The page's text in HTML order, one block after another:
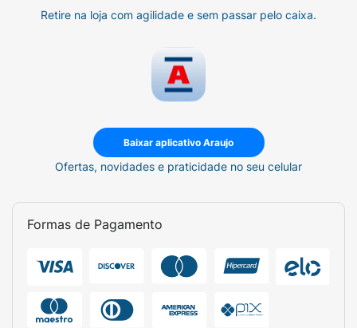
Retire na loja com agilidade e sem passar pelo caixa.
Baixar aplicativo Araujo
Ofertas, novidades e praticidade no seu celular
Formas de Pagamento